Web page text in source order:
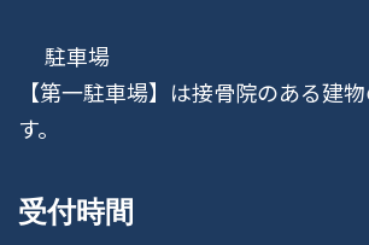
駐車場
【第一駐車場】は接骨院のある建
す。
受付時間